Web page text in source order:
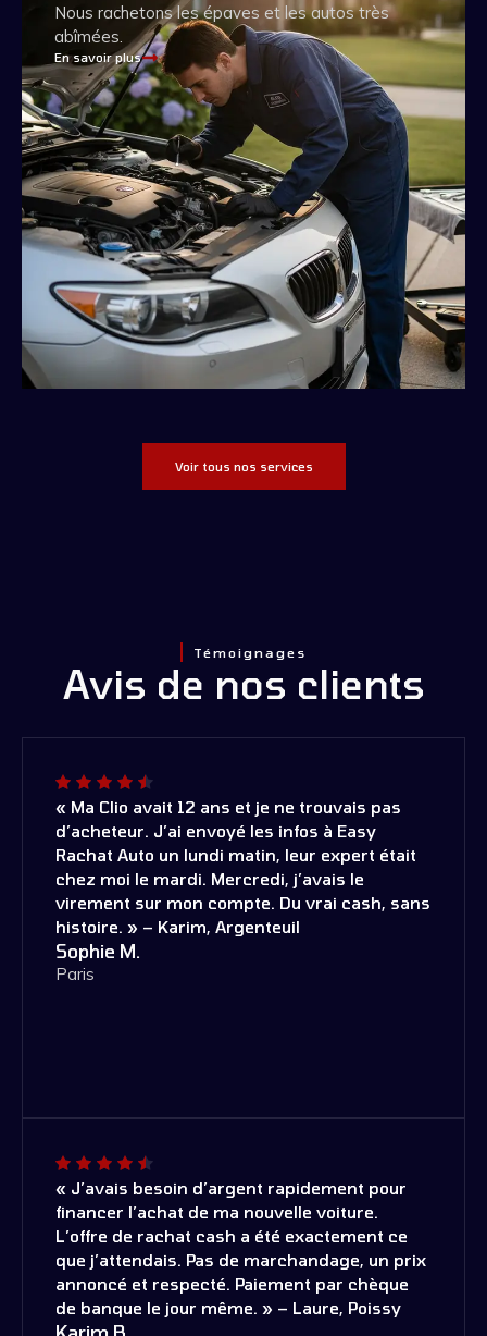
Nous rachetons les épaves et les autos très
abîmées.
En savoir plus
Voir tous nos services
Témoignages
Avis de nos clients
« Ma Clio avait 12 ans et je ne trouvais pas
d’acheteur. J’ai envoyé les infos à Easy
Rachat Auto un lundi matin, leur expert était
chez moi le mardi. Mercredi, j’avais le
virement sur mon compte. Du vrai cash, sans
histoire. » – Karim, Argenteuil
Sophie M.
Paris
« J’avais besoin d’argent rapidement pour
financer l’achat de ma nouvelle voiture.
L’offre de rachat cash a été exactement ce
que j’attendais. Pas de marchandage, un prix
annoncé et respecté. Paiement par chèque
de banque le jour même. » – Laure, Poissy
Karim B.